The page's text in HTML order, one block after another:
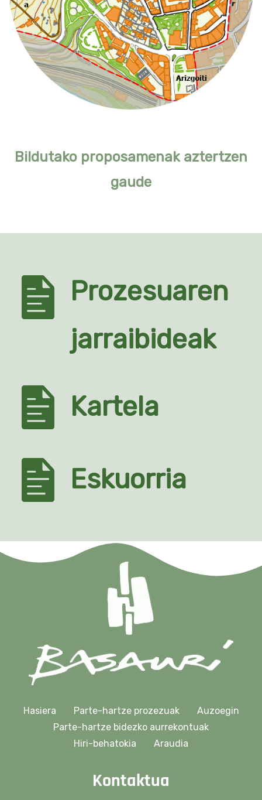
Bildutako proposamenak aztertzen
gaude
Prozesuaren
jarraibideak
Kartela
Eskuorria
Hasiera Parte-hartze prozezuak
Auzoegin
Parte-hartze bidezko aurrekontuak
Hiri-behatokia
Araudia
Kontaktua